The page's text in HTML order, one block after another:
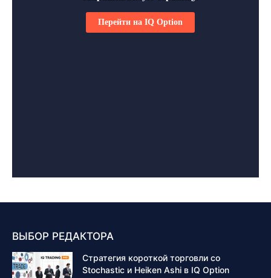
ВЫБОР РЕДАКТОРА
Стратегия короткой торговли со
Stochastic и Heiken Ashi в IQ Option